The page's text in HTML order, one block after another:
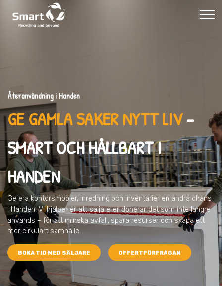
Återanvändning i Handen
GE GAMLA SAKER NYTT LIV–
SMART OCH HÅLLBART I
HANDEN
Ge era kontorsmöbler, inredning och inventarier en andra chans
i Handen! Vi hjälper er att sälja eller donerar det som inte längre
används – för att minska avfall, spara resurser och skapa ett
mer cirkulärt samhälle.
BOKA TID MED SÄLJARE OFFERTFÖRFRÅGAN